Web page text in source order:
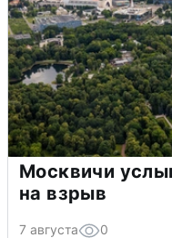
Москвичи
на взрыв
7 августа 0